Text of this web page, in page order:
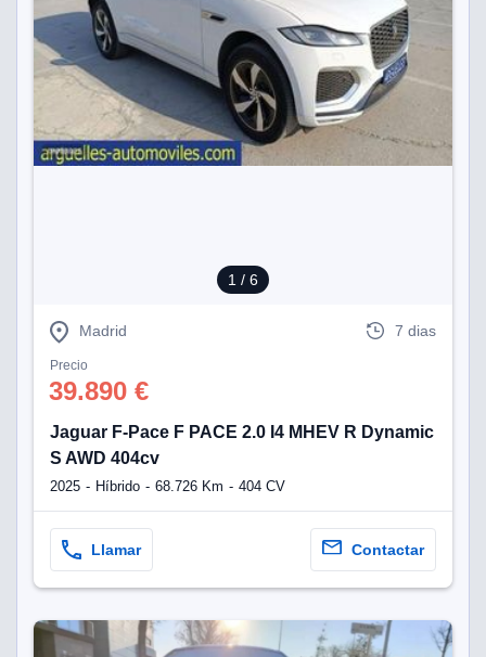
1 / 6
Madrid 7 dias
Precio
39.890 €
Jaguar F-Pace F PACE 2.0 I4 MHEV R Dynamic
S AWD 404cv
2025 Híbrido 68.726 Km 404 CV
Llamar Contactar